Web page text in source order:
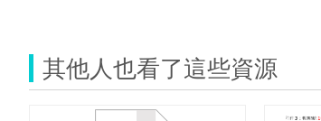
其他人也看了這些資源